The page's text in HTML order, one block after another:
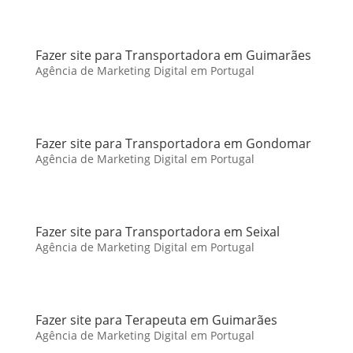
Fazer site para Transportadora em Guimarães
Agência de Marketing Digital em Portugal
Fazer site para Transportadora em Gondomar
Agência de Marketing Digital em Portugal
Fazer site para Transportadora em Seixal
Agência de Marketing Digital em Portugal
Fazer site para Terapeuta em Guimarães
Agência de Marketing Digital em Portugal